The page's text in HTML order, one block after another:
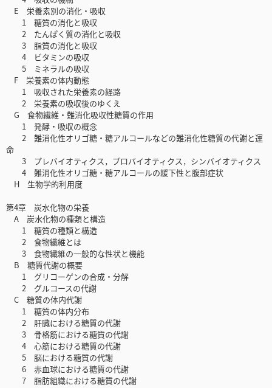
E 栄養素別の消化・吸収
1 糖質の消化と吸収
2 たんぱく質の消化と吸収
3 脂質の消化と吸収
4 ビタミンの吸収
5 ミネラルの吸収
F 栄養素の体内動態
1 吸収された栄養素の経路
2 栄養素の吸収後のゆくえ
G 食物繊維・難消化吸収性糖質の作用
1 発酵・吸収の概念
2 難消化性オリゴ糖・糖アルコールなどの難消化性糖質の代謝と運
命
3 プレバイオティクス，プロバイオティクス，シンバイオティクス
4 難消化性オリゴ糖・糖アルコールの緩下性と腹部症状
H 生物学的利用度
第4章 炭水化物の栄養
A 炭水化物の種類と構造
1 糖質の種類と構造
2 食物繊維とは
3 食物繊維の一般的な性状と機能
B 糖質代謝の概要
1 グリコーゲンの合成・分解
2 グルコースの代謝
C 糖質の体内代謝
1 糖質の体内分布
2 肝臓における糖質の代謝
3 骨格筋における糖質の代謝
4 心筋における糖質の代謝
5 脳における糖質の代謝
6 赤血球における糖質の代謝
7 脂肪組織における糖質の代謝